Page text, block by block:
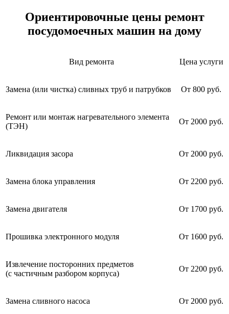
Ориентировочные цены ремонт
посудомоечных машин на дому
Вид ремонта Цена услуги
Замена (или чистка) сливных труб и патрубков От 800 руб.
Ремонт или монтаж нагревательного элемента
(ТЭН)
От 2000 руб.
Ликвидация засора От 2000 руб.
Замена блока управления От 2200 руб.
Замена двигателя От 1700 руб.
Прошивка электронного модуля От 1600 руб.
Извлечение посторонних предметов
(с частичным разбором корпуса)
От 2200 руб.
Замена сливного насоса От 2000 руб.